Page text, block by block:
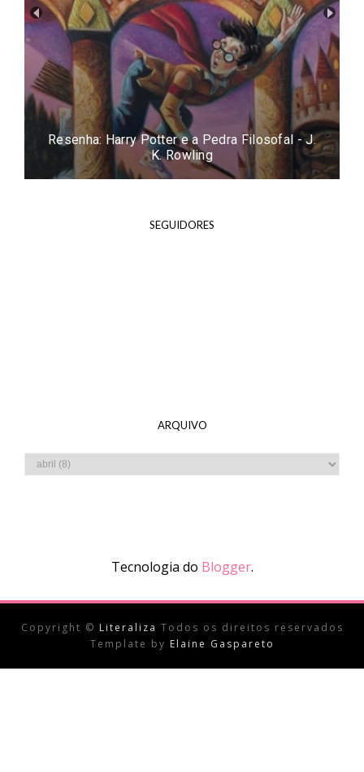
Resenha: Harry Potter e a Pedra Filosofal - J.
K. Rowling
SEGUIDORES
ARQUIVO
Tecnologia do Blogger.
Copyright © Literaliza Todos os direitos reservados
Template by Elaine Gaspareto